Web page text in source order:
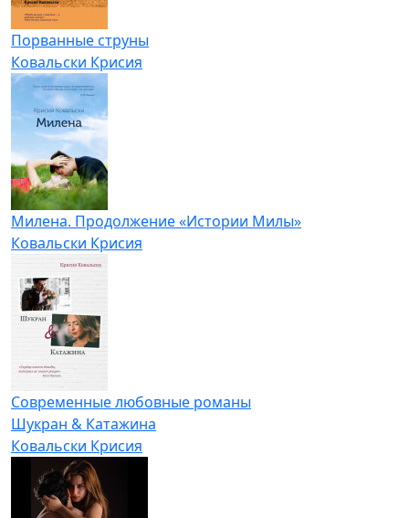
Порванные струны
Ковальски Крисия
Милена. Продолжение «Истории Милы»
Ковальски Крисия
Современные любовные романы
Шукран & Катажина
Ковальски Крисия